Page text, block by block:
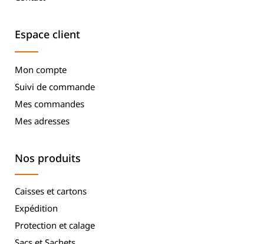
Espace client
Mon compte
Suivi de commande
Mes commandes
Mes adresses
Nos produits
Caisses et cartons
Expédition
Protection et calage